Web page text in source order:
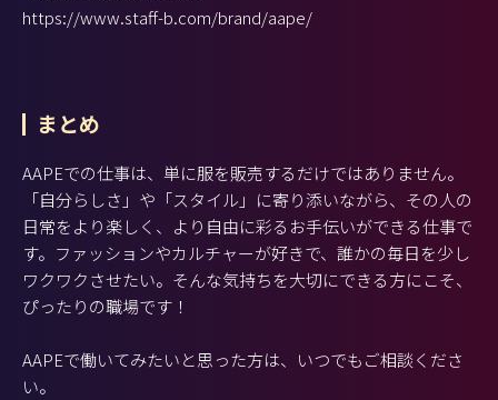
https://www.staff-b.com/brand/aape/
まとめ
AAPEでの仕事は、単に服を販売するだけではありません。
「自分らしさ」や「スタイル」に寄り添いながら、その人の
日常をより楽しく、より自由に彩るお手伝いができる仕事で
す。ファッションやカルチャーが好きで、誰かの毎日を少し
ワクワクさせたい。そんな気持ちを大切にできる方にこそ、
ぴったりの職場です！
AAPEで働いてみたいと思った方は、いつでもご相談くださ
い。